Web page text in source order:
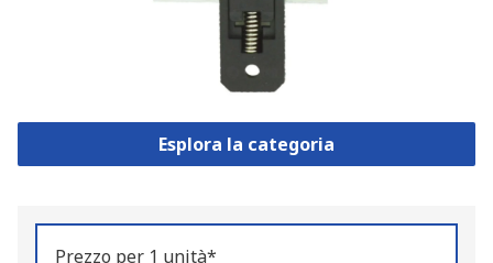
Esplora la categoria
Prezzo per 1 unità*